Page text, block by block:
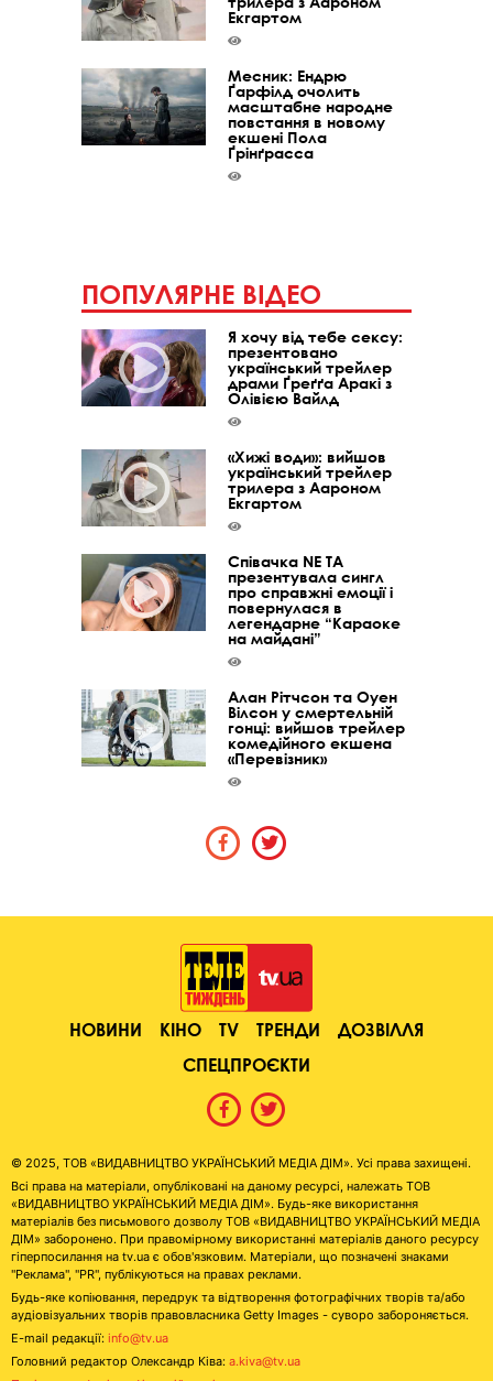
Екгартом
Месник: Ендрю
Ґарфілд очолить
масштабне народне
повстання в новому
екшені Пола
Ґрінґрасса
ПОПУЛЯРНЕ ВІДЕО
Я хочу від тебе сексу:
презентовано
український трейлер
драми Ґреґґа Аракі з
Олівією Вайлд
«Хижі води»: вийшов
український трейлер
трилера з Аароном
Екгартом
Співачка NE TA
презентувала сингл
про справжні емоції і
повернулася в
легендарне “Караоке
на майдані”
Алан Рітчсон та Оуен
Вілсон у смертельній
гонці: вийшов трейлер
комедійного екшена
«Перевізник»
НОВИНИ КІНО TV ТРЕНДИ
ДОЗВІЛЛЯ
СПЕЦПРОЄКТИ
© 2025, ТОВ «ВИДАВНИЦТВО УКРАЇНСЬКИЙ МЕДІА ДІМ». Усі права захищені.
Всі права на матеріали, опубліковані на даному ресурсі, належать ТОВ
«ВИДАВНИЦТВО УКРАЇНСЬКИЙ МЕДІА ДІМ». Будь-яке використання
матеріалів без письмового дозволу ТОВ «ВИДАВНИЦТВО УКРАЇНСЬКИЙ МЕДІА
ДІМ» заборонено. При правомірному використанні матеріалів даного ресурсу
гіперпосилання на tv.ua є обов'язковим. Матеріали, що позначені знаками
"Реклама", "PR", публікуються на правах реклами.
Будь-яке копіювання, передрук та відтворення фотографічних творів та/або
аудіовізуальних творів правовласника Getty Images - суворо забороняється.
E-mail редакції: info@tv.ua
Головний редактор Олександр Ківа: a.kiva@tv.ua